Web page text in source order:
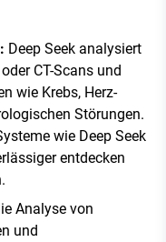
Deep Seek analysiert
CT-Scans und
wie Krebs, Herz-
Störungen.
wie Deep Seek
entdecken
Analyse von
und